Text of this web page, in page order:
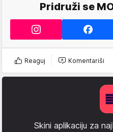
Pridruži se
Reaguj Komentariši
Skini aplikaciju za